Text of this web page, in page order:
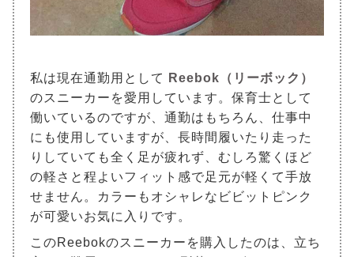
私は現在通勤用として
Reebok（リーボック）
のスニーカーを愛用しています。保育士として
働いているのですが、通勤はもちろん、仕事中
にも使用していますが、長時間履いたり走った
りしていても全く足が疲れず、むしろ驚くほど
の軽さと程よいフィット感で足元が軽くて手放
せません。カラーもオシャレなビビットピンク
が可愛いお気に入りです。
このReebokのスニーカーを購入したのは、立ち